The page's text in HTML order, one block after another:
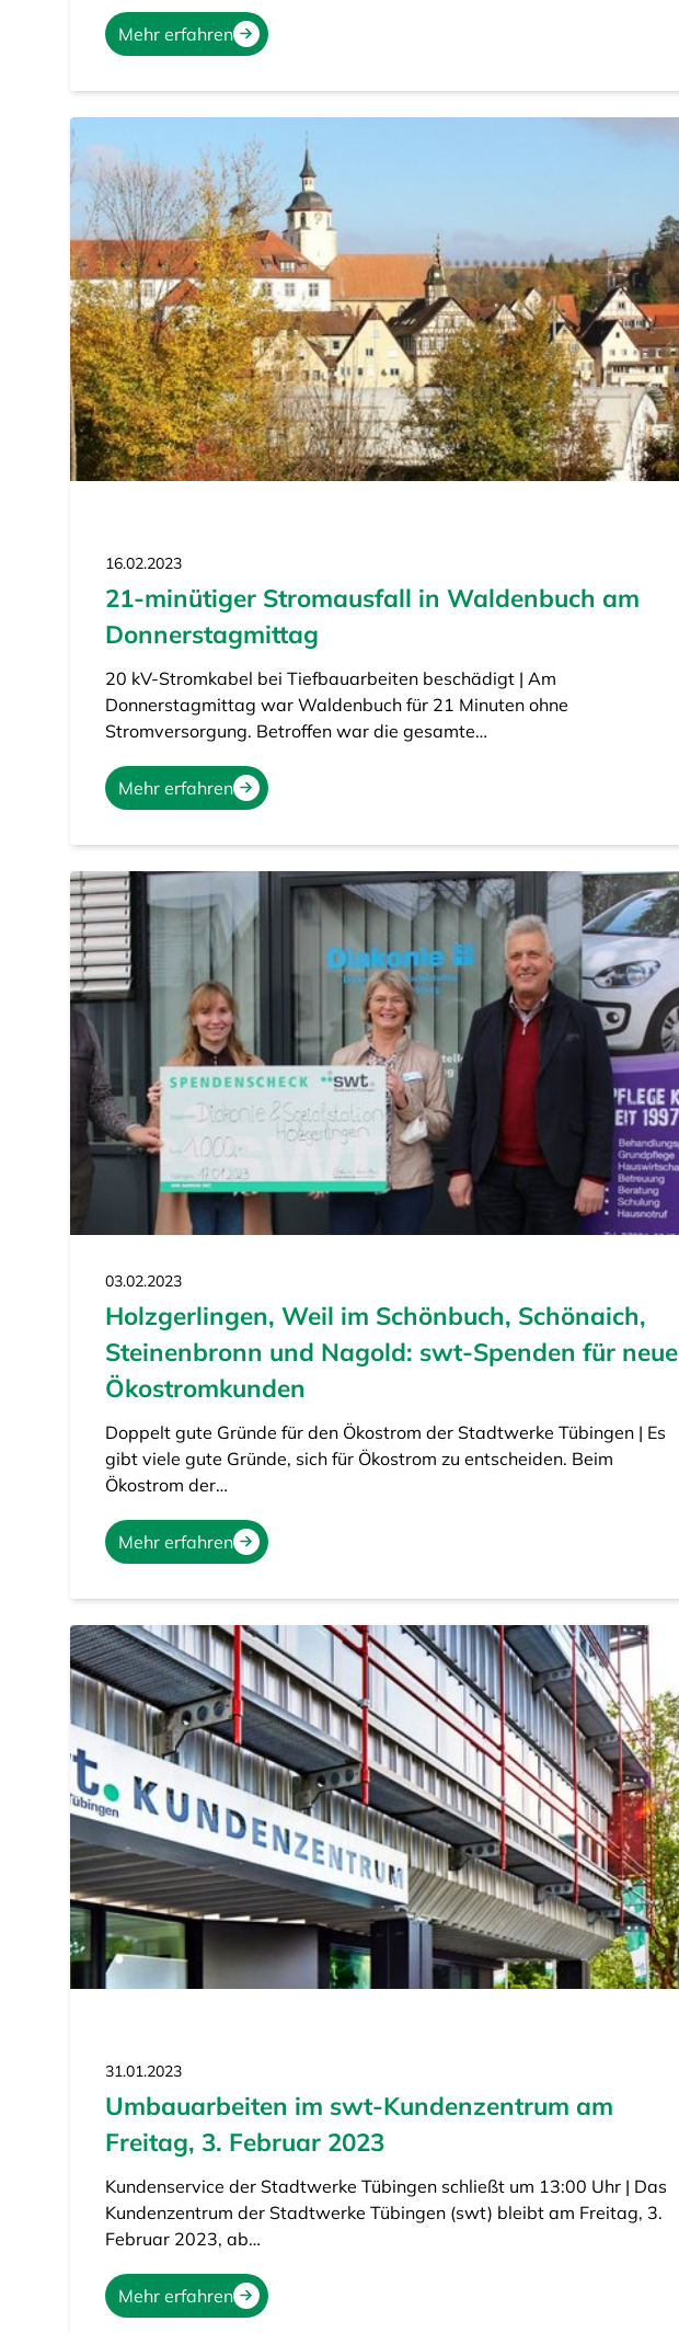
Mehr erfahren
16.02.2023
21-minütiger Stromausfall in Waldenbuch am
Donnerstagmittag
20 kV-Stromkabel bei Tiefbauarbeiten beschädigt | Am
Donnerstagmittag war Waldenbuch für 21 Minuten ohne
Stromversorgung. Betroffen war die gesamte…
Mehr erfahren
03.02.2023
Holzgerlingen, Weil im Schönbuch, Schönaich,
Steinenbronn und Nagold: swt-Spenden für neue
Ökostromkunden
Doppelt gute Gründe für den Ökostrom der Stadtwerke Tübingen | Es
gibt viele gute Gründe, sich für Ökostrom zu entscheiden. Beim
Ökostrom der…
Mehr erfahren
31.01.2023
Umbauarbeiten im swt-Kundenzentrum am
Freitag, 3. Februar 2023
Kundenservice der Stadtwerke Tübingen schließt um 13:00 Uhr | Das
Kundenzentrum der Stadtwerke Tübingen (swt) bleibt am Freitag, 3.
Februar 2023, ab…
Mehr erfahren